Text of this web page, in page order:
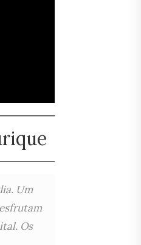
Um
Os